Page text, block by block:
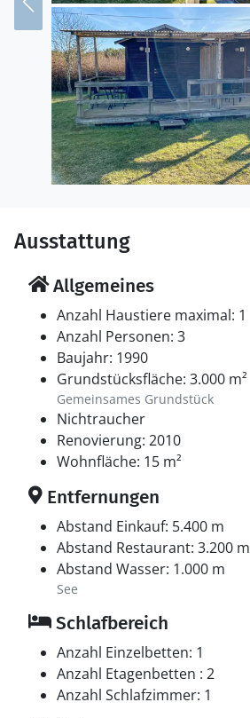
Ausstattung
Allgemeines
Anzahl Haustiere maximal: 1
Anzahl Personen: 3
Baujahr: 1990
Grundstücksfläche: 3.000 m²
Gemeinsames Grundstück
Nichtraucher
Renovierung: 2010
Wohnfläche: 15 m²
Entfernungen
Abstand Einkauf: 5.400 m
Abstand Restaurant: 3.200 m
Abstand Wasser: 1.000 m
See
Schlafbereich
Anzahl Einzelbetten: 1
Anzahl Etagenbetten : 2
Anzahl Schlafzimmer: 1